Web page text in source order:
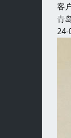
客
青
24-